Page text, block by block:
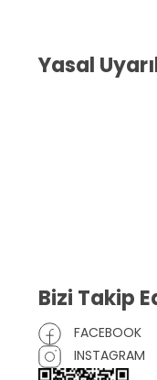
Yasal
Bizi Takip
FACEBOOK
INSTAGRAM